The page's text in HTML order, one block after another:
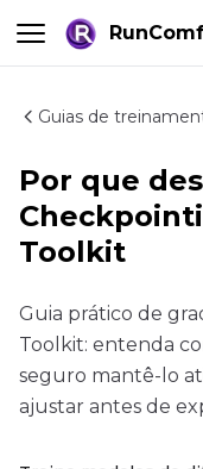
Guias de
Por que
Toolkit
Guia prático de
Toolkit: entenda
seguro mantê-lo
ajustar antes de